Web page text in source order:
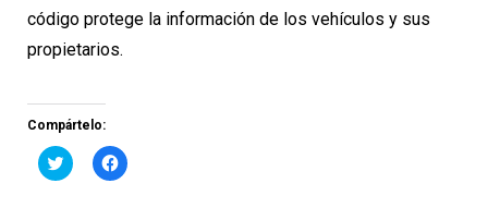
código protege la información de los vehículos y sus
propietarios.
Compártelo:
Haz
clic
Haz
clic